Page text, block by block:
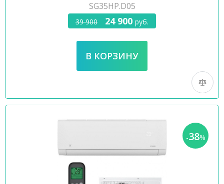
SG35HP.D05
39 900 24 900 руб.
-38%